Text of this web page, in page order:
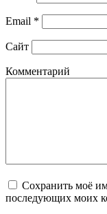
Email *
Сайт
Комментарий
Сохранить моё
последующих моих